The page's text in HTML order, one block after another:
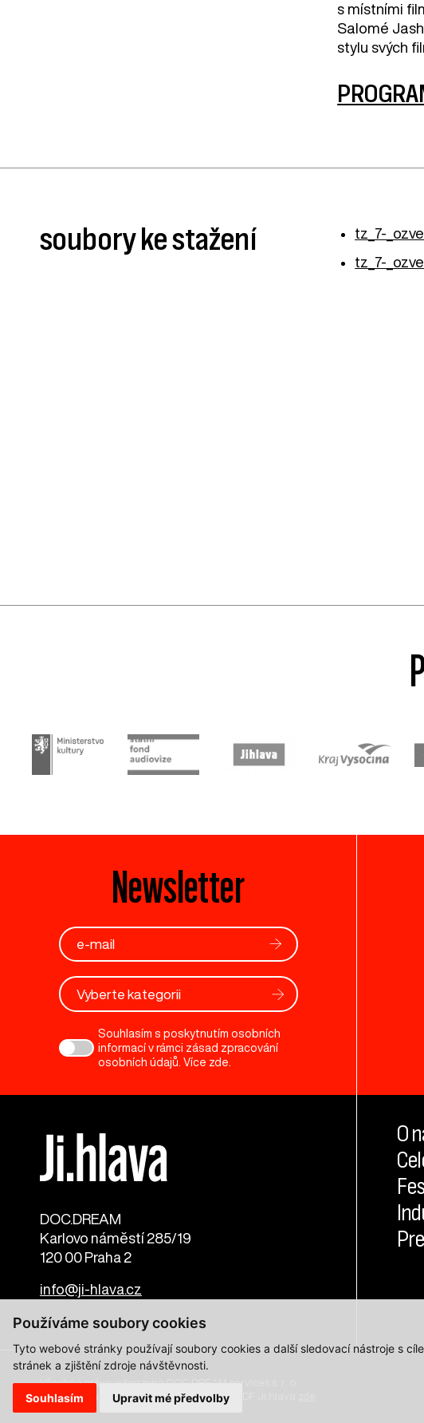
Používáme soubory cookies
Tyto webové stránky používají soubory cookies a další sledovací nástroje s
stránek a zjištění zdroje návštěvnosti.
Souhlasím Upravit mé předvolby
s místními
Salomé
stylu svých
soubory ke stažení
tz_7-
tz_7-
Newsletter
Vyberte kategorii
Souhlasím s poskytnutím osobních
informací v rámci zásad zpracování
osobních údajů. Více zde.
DOC.DREAM​
Karlovo náměstí 285/19
120 00 Praha 2
info@ji-hlava.cz
O
Všechna práva vyhrazena DOC.DREAM services s. r. o.
Zásady zpracování osobních údajů pro MFDF Ji.hlava